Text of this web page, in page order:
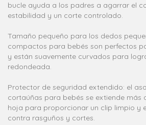
bucle ayuda a los padres a agarrar el
estabilidad y un corte controlado.
Tamaño pequeño para los dedos
compactos para bebés son perfectos
y están suavemente curvados para
redondeada.
Protector de seguridad extendido: el
cortaúñas para bebés se extiende más
hoja para proporcionar un clip limpio y
contra rasguños y cortes.